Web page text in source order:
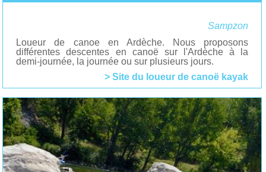
Sampzon
Loueur de canoe en Ardèche. Nous proposons
différentes descentes en canoë sur l'Ardèche à la
demi-journée, la journée ou sur plusieurs jours.
> Site du loueur de canoë kayak